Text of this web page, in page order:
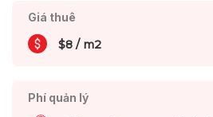
Giá thuê
$8 / m2
Phí quản lý